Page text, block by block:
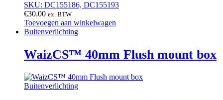
SKU: DC155186, DC155193
€30.00 ex. BTW
Toevoegen aan winkelwagen
Buitenverlichting
WaizCS™ 40mm Flush mount box
Buitenverlichting